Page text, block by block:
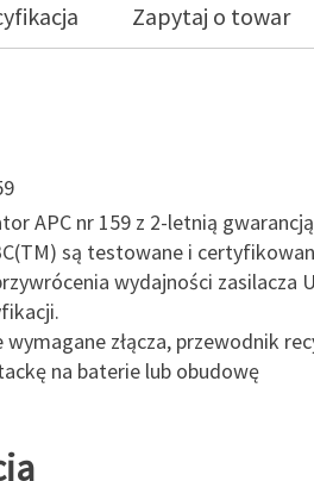
Zapytaj o towar
APC nr 159 z 2-letnią gwarancją
są testowane i
wydajności zasilacza
złącza, przewodnik
na baterie lub obudowę